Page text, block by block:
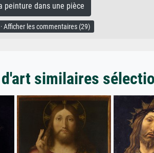
dans une pièce
Afficher les commentaires (29)
similaires